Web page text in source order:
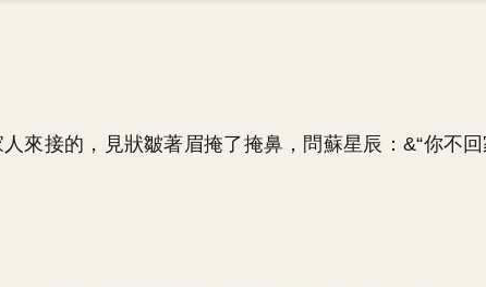
來接的，見狀皺著眉掩了掩鼻，問蘇星辰：&“你不回